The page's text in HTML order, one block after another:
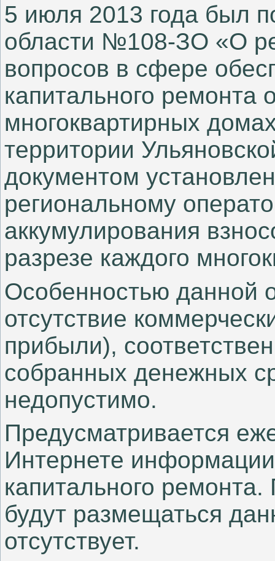
5 июля 2013 года был
области №108-ЗО «О
вопросов в сфере
капитального ремонта
многоквартирных
территории
документом
региональному
аккумулирования
разрезе каждого
Особенностью данной
отсутствие
прибыли),
собранных денежных
недопустимо.
Предусматривается
Интернете
капитального
будут размещаться
отсутствует.